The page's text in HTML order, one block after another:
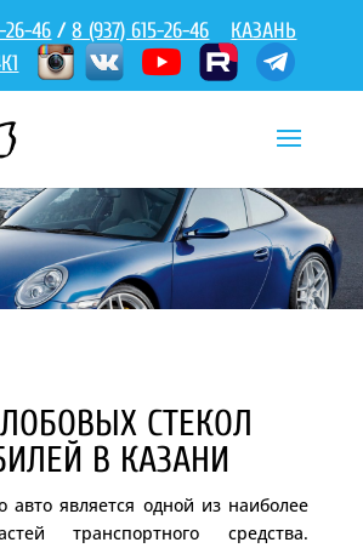
26-46 /8 (937) 615-26-46
КАЗАНЬ
СТЕКОЛ
В КАЗАНИ
авто является одной из наиболее
транспортного средства.